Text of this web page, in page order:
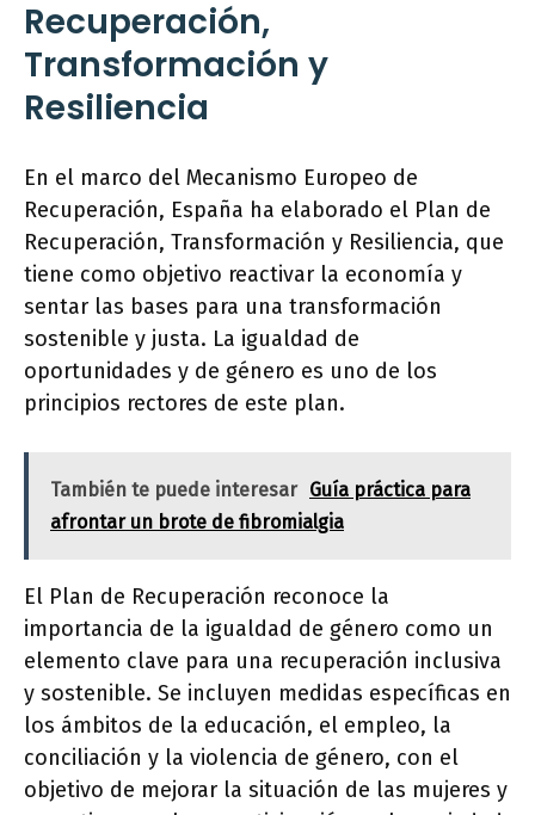
Recuperación,
Transformación y
Resiliencia
En el marco del Mecanismo Europeo de
Recuperación, España ha elaborado el Plan de
Recuperación, Transformación y Resiliencia, que
tiene como objetivo reactivar la economía y
sentar las bases para una transformación
sostenible y justa. La igualdad de
oportunidades y de género es uno de los
principios rectores de este plan.
También te puede interesar Guía práctica para
afrontar un brote de fibromialgia
El Plan de Recuperación reconoce la
importancia de la igualdad de género como un
elemento clave para una recuperación inclusiva
y sostenible. Se incluyen medidas específicas en
los ámbitos de la educación, el empleo, la
conciliación y la violencia de género, con el
objetivo de mejorar la situación de las mujeres y